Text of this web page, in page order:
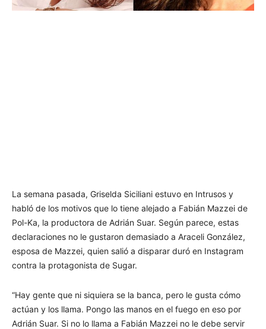
La semana pasada, Griselda Siciliani estuvo en Intrusos y
habló de los motivos que lo tiene alejado a Fabián Mazzei de
Pol-Ka, la productora de Adrián Suar. Según parece, estas
declaraciones no le gustaron demasiado a Araceli González,
esposa de Mazzei, quien salió a disparar duró en Instagram
contra la protagonista de Sugar.
“Hay gente que ni siquiera se la banca, pero le gusta cómo
actúan y los llama. Pongo las manos en el fuego en eso por
Adrián Suar. Si no lo llama a Fabián Mazzei no le debe servir